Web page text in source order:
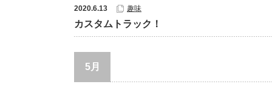
2020.6.13 趣味
カスタムトラック！
5月